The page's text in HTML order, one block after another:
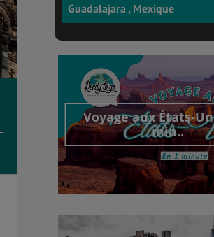
Guadalajara , Mexique
Voyage aux États-
min..
Découvrir cet